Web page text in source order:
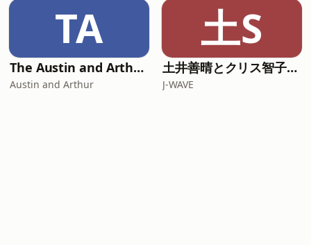
TA
The Austin and Arthur Show｜生の英会話
Austin and Arthur
土S
土井善晴とクリス智子が料理を哲学するポッドキャスト supported by ZOJIRUSHI
J-WAVE